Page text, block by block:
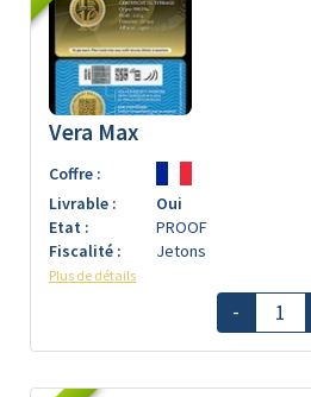
Vera Max
Coffre :
Livrable :
Oui
Etat :
PROOF
Fiscalité :
Jetons
Plus de détails
-